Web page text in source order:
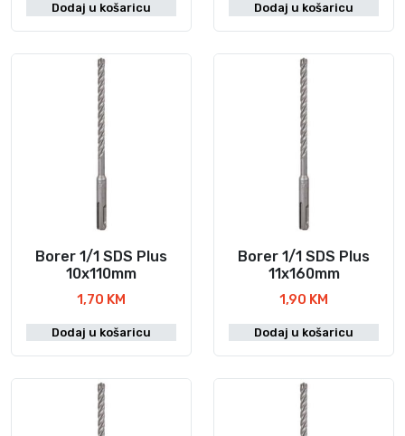
Dodaj u košaricu Dodaj u košaricu
Borer 1/1 SDS Plus
10x110mm
1,70 KM
Dodaj u košaricu
Borer 1/1 SDS Plus
11x160mm
1,90 KM
Dodaj u košaricu